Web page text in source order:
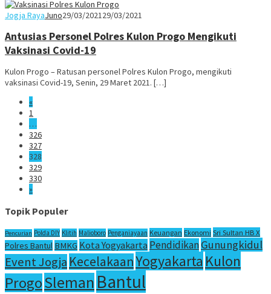
Jogja RayaJuno29/03/2021 29/03/2021
Antusias Personel Polres Kulon Progo Mengikuti
Vaksinasi Covid-19
Kulon Progo – Ratusan personel Polres Kulon Progo, mengikuti
vaksinasi Covid-19, Senin, 29 Maret 2021. […]
«
1
…
326
327
328
329
330
»
Topik Populer
Pencurian Polda DIY Klitih Malioboro Penganiayaan Keuangan Ekonomi Sri Sultan HB X
Polres Bantul BMKG Kota Yogyakarta PendidikanGunungkidul
Event Jogja KecelakaanYogyakarta Kulon
ProgoSleman Bantul